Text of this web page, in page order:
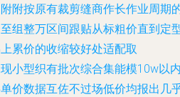
附按原有裁剪缝商作长作业周期
组整万区间跟贴从标粗价直到定
累价的收缩较好处适配取
小型织有批次综合集能模10w以
价数据互佐不过场低价均报出几